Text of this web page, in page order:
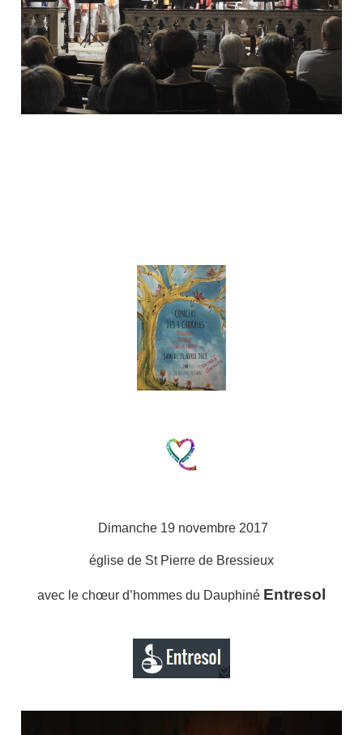
Dimanche 19 novembre 2017
église de St Pierre de Bressieux
avec le chœur d’hommes du Dauphiné Entresol